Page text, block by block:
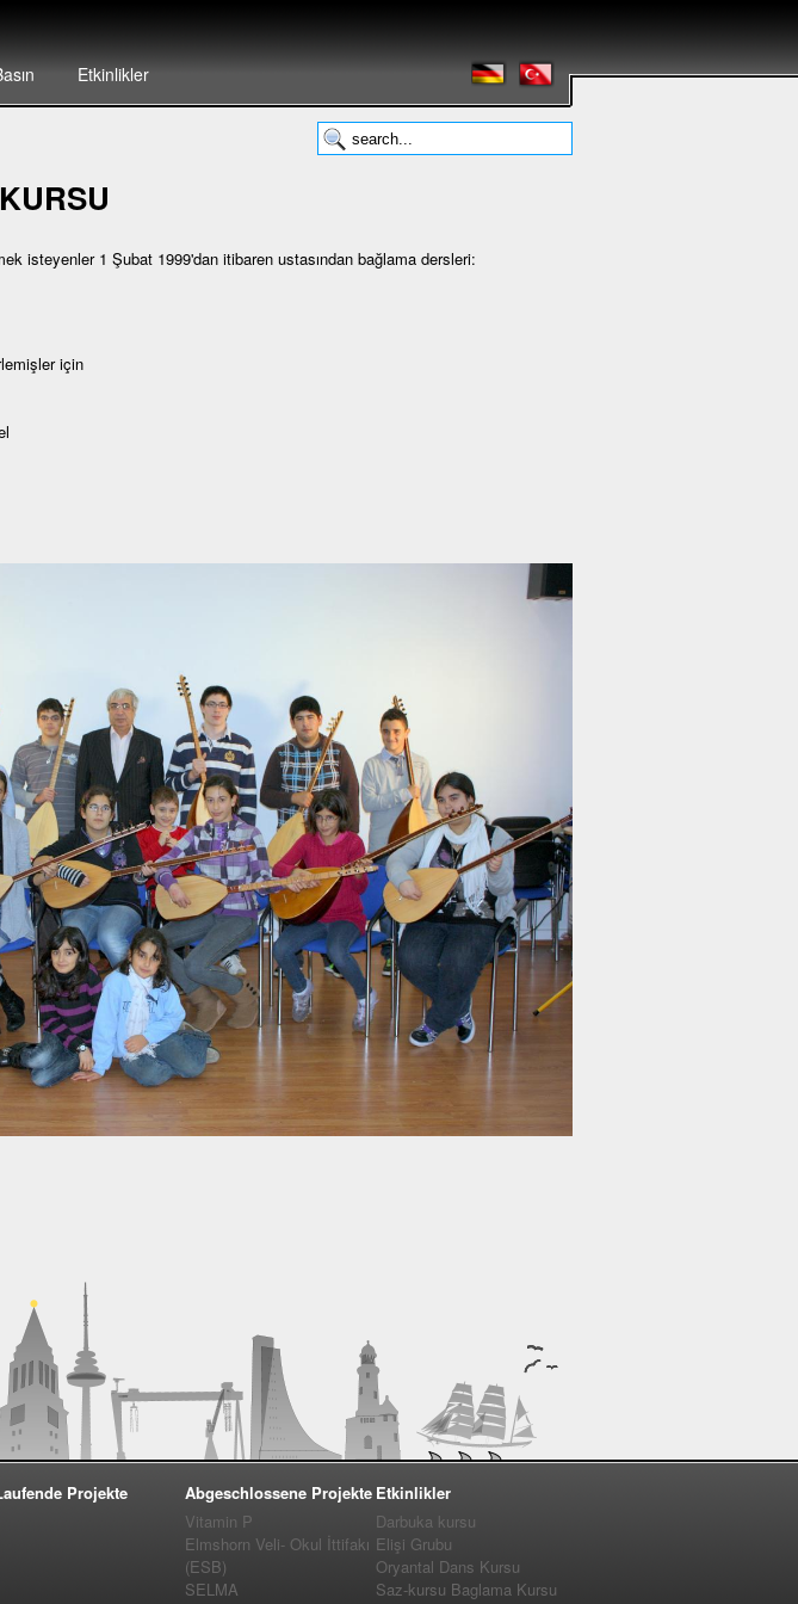
Etkinlikler
isteyenler 1 Şubat 1999'dan itibaren ustasından bağlama dersleri:
için
Projekte
Abgeschlossene Projekte
Vitamin P
Elmshorn Veli- Okul İttifakı
(ESB)
SELMA
Etkinlikler
Darbuka kursu
Elişi Grubu
Oryantal Dans Kursu
Saz-kursu Baglama Kursu